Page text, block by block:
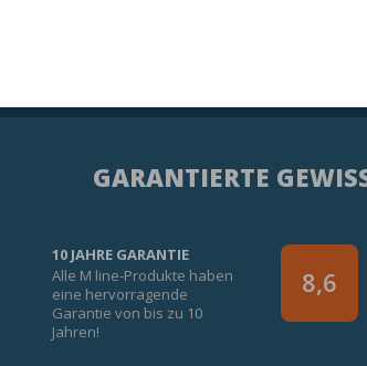
GARANTIERTE
10 JAHRE GARANTIE
Alle M line-Produkte haben
eine hervorragende
Garantie von bis zu 10
Jahren!
8,6